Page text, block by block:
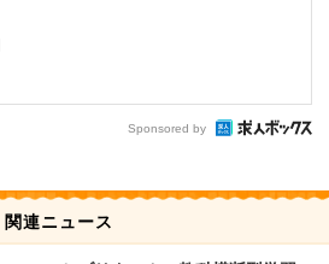
Sponsored by
関連ニュース